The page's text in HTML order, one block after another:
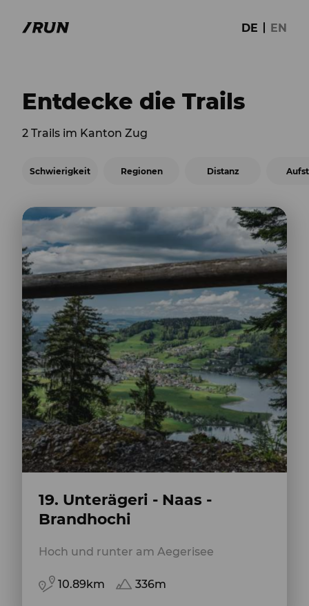
DE EN
Entdecke die Trails
2 Trails im Kanton Zug
Schwierigkeit Regionen Distanz
19. Unterägeri - Naas -
Brandhochi
Hoch und runter am Aegerisee
10.89km 336m